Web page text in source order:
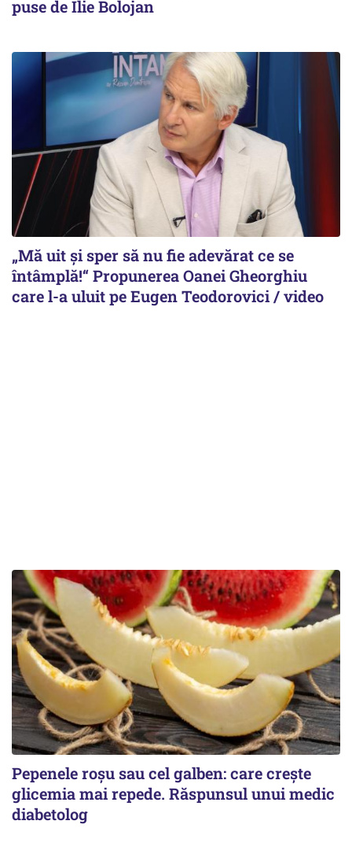
puse de Ilie Bolojan
„Mă uit și sper să nu fie adevărat ce se
întâmplă!“ Propunerea Oanei Gheorghiu
care l-a uluit pe Eugen Teodorovici / video
Pepenele roșu sau cel galben: care crește
glicemia mai repede. Răspunsul unui medic
diabetolog